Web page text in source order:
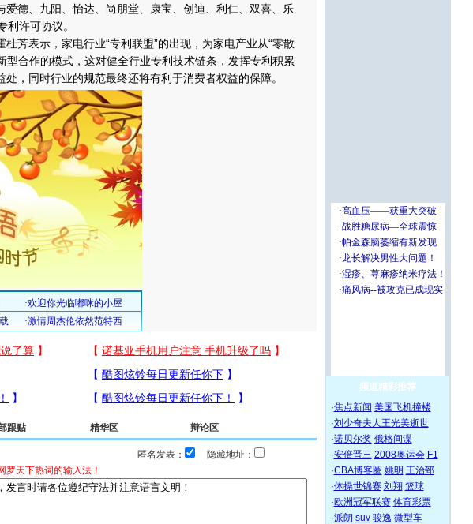
爱德、九阳、怡达、尚朋堂、康宝、创迪、利仁、双喜、乐
利许可协议。
表示，家电行业“专利联盟”的出现，为家电产业从“零散
型合作的模式，这对健全行业专利技术链条，发挥专利积累
，同时行业的规范最终还将有利于消费者权益的保障。
跟贴 精华区 辩论区
匿名发表：
隐藏地址：
天下热词的输入法！
频道精彩推荐
·焦点新闻 美国飞机撞楼
·刘少奇夫人王光美逝世
·诺贝尔奖 俄格间谍
·安倍晋三 2008奥运会 F1
·CBA博客圈 姚明 王治郅
·体操世锦赛 刘翔 篮球
·欧洲冠军联赛 体育彩票
·派朗 suv 骏逸 微型车